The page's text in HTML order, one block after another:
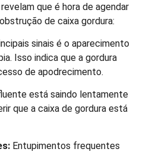
que é hora de agendar
de caixa gordura:
sinais é o aparecimento
Isso indica que a gordura
de apodrecimento.
está saindo lentamente
que a caixa de gordura está
Entupimentos frequentes